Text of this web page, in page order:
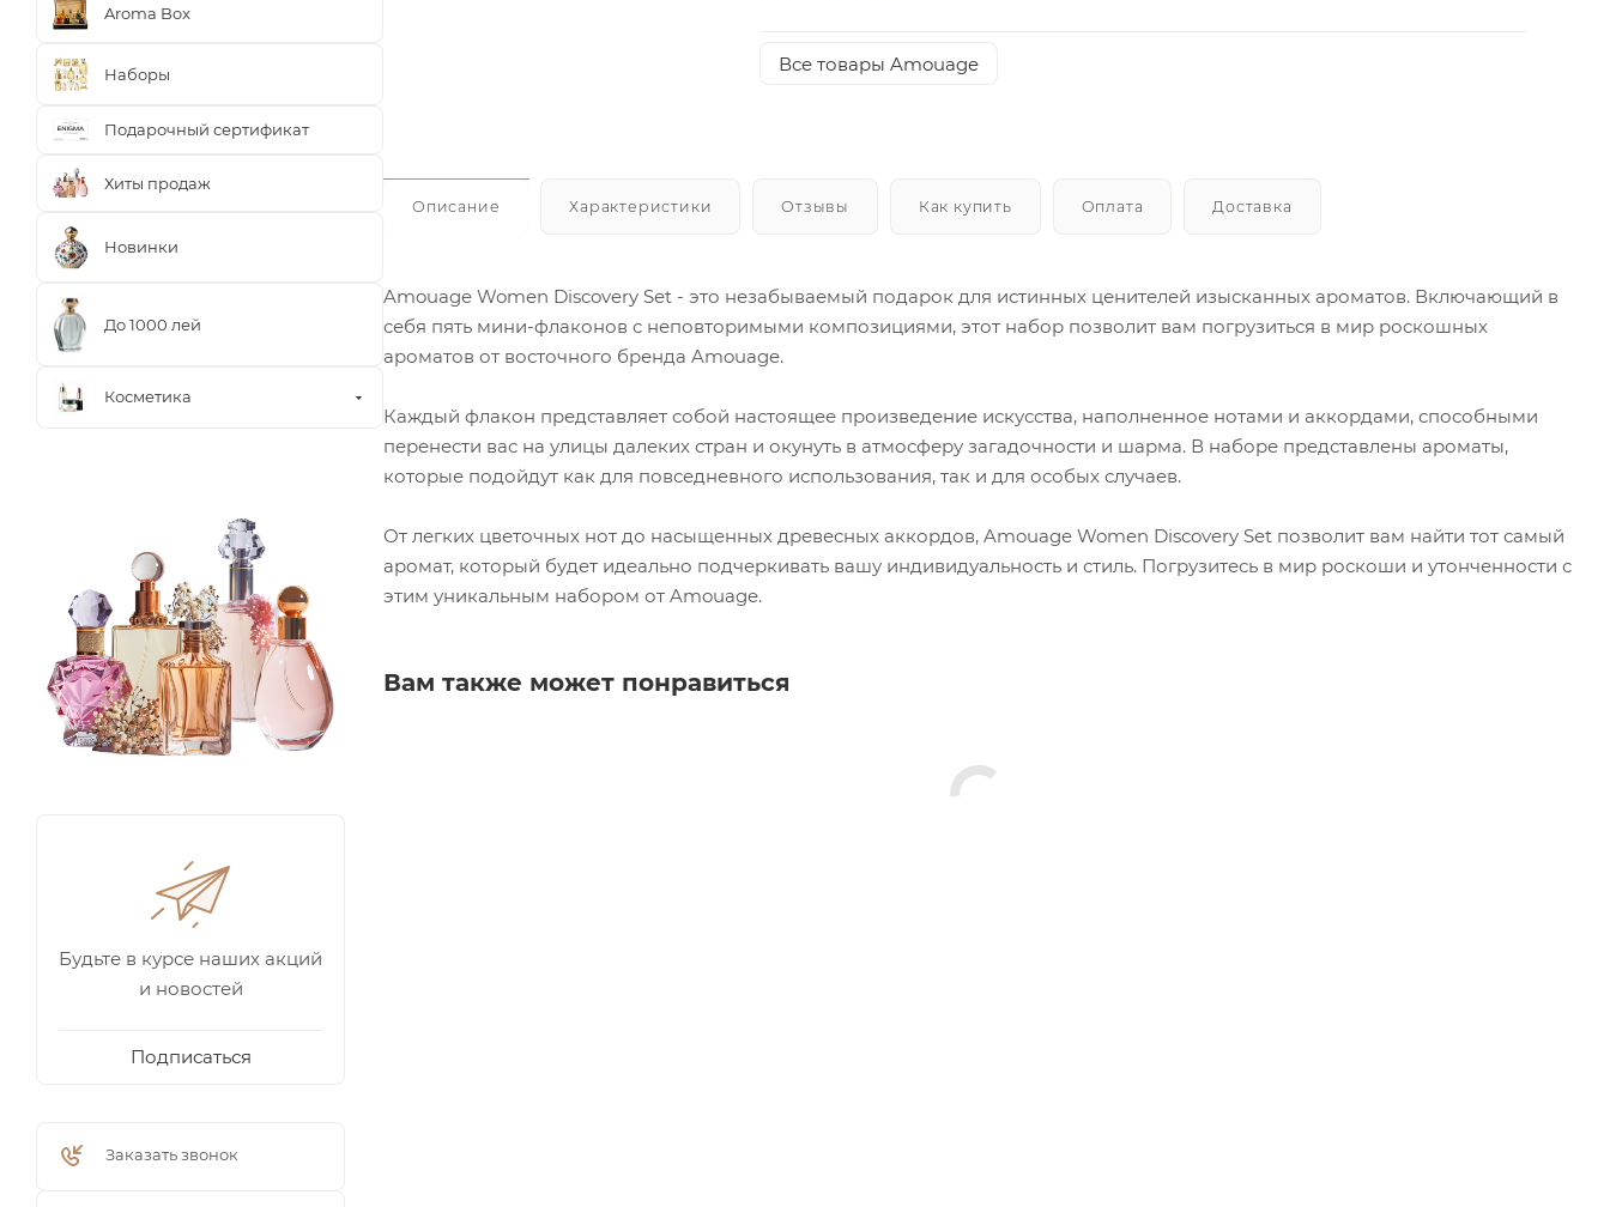
Все товары Amouage
Описание Характеристики Отзывы Как купить Оплата Доставка
Amouage Women Discovery Set - это незабываемый подарок для истинных ценителей изысканных ароматов. Включающий в
себя пять мини-флаконов с неповторимыми композициями, этот набор позволит вам погрузиться в мир роскошных
ароматов от восточного бренда Amouage.
Каждый флакон представляет собой настоящее произведение искусства, наполненное нотами и аккордами, способными
перенести вас на улицы далеких стран и окунуть в атмосферу загадочности и шарма. В наборе представлены ароматы,
которые подойдут как для повседневного использования, так и для особых случаев.
От легких цветочных нот до насыщенных древесных аккордов, Amouage Women Discovery Set позволит вам найти тот самый
аромат, который будет идеально подчеркивать вашу индивидуальность и стиль. Погрузитесь в мир роскоши и утонченности с
этим уникальным набором от Amouage.
Вам также может понравиться
Aroma Box
Наборы
Подарочный сертификат
Хиты продаж
Новинки
До 1000 лей
Косметика
Будьте в курсе наших акций
и новостей
Подписаться
Заказать звонок